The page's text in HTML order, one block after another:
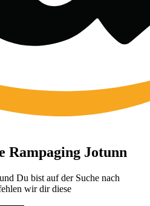
Rampaging Jotunn
Du bist auf der Suche nach
wir dir diese